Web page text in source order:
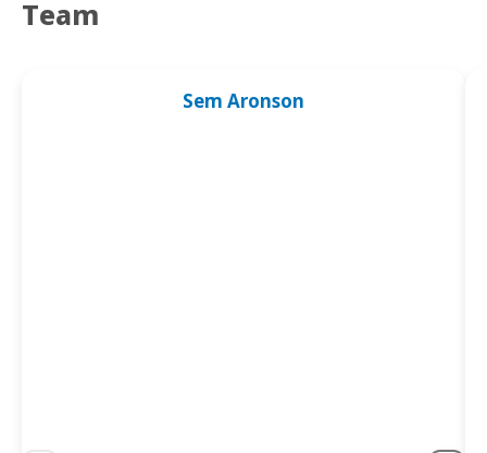
Team
Sem Aronson